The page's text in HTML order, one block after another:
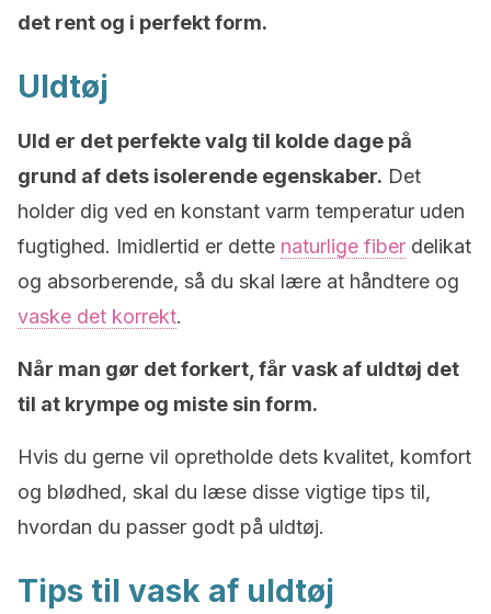
det rent og i perfekt form.
Uldtøj
Uld er det perfekte valg til kolde dage på
grund af dets isolerende egenskaber. Det
holder dig ved en konstant varm temperatur uden
fugtighed. Imidlertid er dette naturlige fiber delikat
og absorberende, så du skal lære at håndtere og
vaske det korrekt.
Når man gør det forkert, får vask af uldtøj det
til at krympe og miste sin form.
Hvis du gerne vil opretholde dets kvalitet, komfort
og blødhed, skal du læse disse vigtige tips til,
hvordan du passer godt på uldtøj.
Tips til vask af uldtøj